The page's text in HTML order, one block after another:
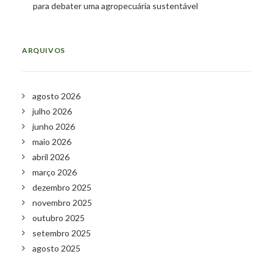
para debater uma agropecuária sustentável
ARQUIVOS
agosto 2026
julho 2026
junho 2026
maio 2026
abril 2026
março 2026
dezembro 2025
novembro 2025
outubro 2025
setembro 2025
agosto 2025